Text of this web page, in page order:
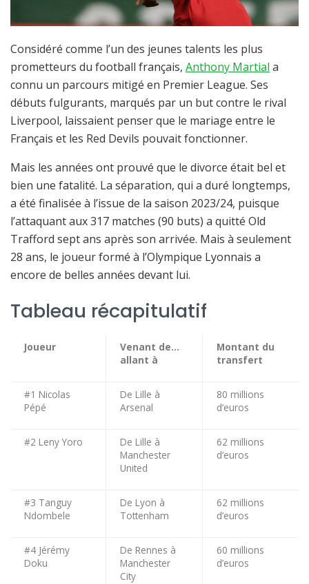
Considéré comme l’un des jeunes talents les plus
prometteurs du football français, Anthony Martial a
connu un parcours mitigé en Premier League. Ses
débuts fulgurants, marqués par un but contre le rival
Liverpool, laissaient penser que le mariage entre le
Français et les Red Devils pouvait fonctionner.
Mais les années ont prouvé que le divorce était bel et
bien une fatalité. La séparation, qui a duré longtemps,
a été finalisée à l’issue de la saison 2023/24, puisque
l’attaquant aux 317 matches (90 buts) a quitté Old
Trafford sept ans après son arrivée. Mais à seulement
28 ans, le joueur formé à l’Olympique Lyonnais a
encore de belles années devant lui.
Tableau récapitulatif
Joueur
Venant de…
allant à
Montant du
transfert
#1 Nicolas
Pépé
De Lille à
Arsenal
80 millions
d’euros
#2 Leny Yoro
De Lille à
Manchester
United
62 millions
d’euros
#3 Tanguy
Ndombele
De Lyon à
Tottenham
62 millions
d’euros
#4 Jérémy
Doku
De Rennes à
Manchester
City
60 millions
d’euros